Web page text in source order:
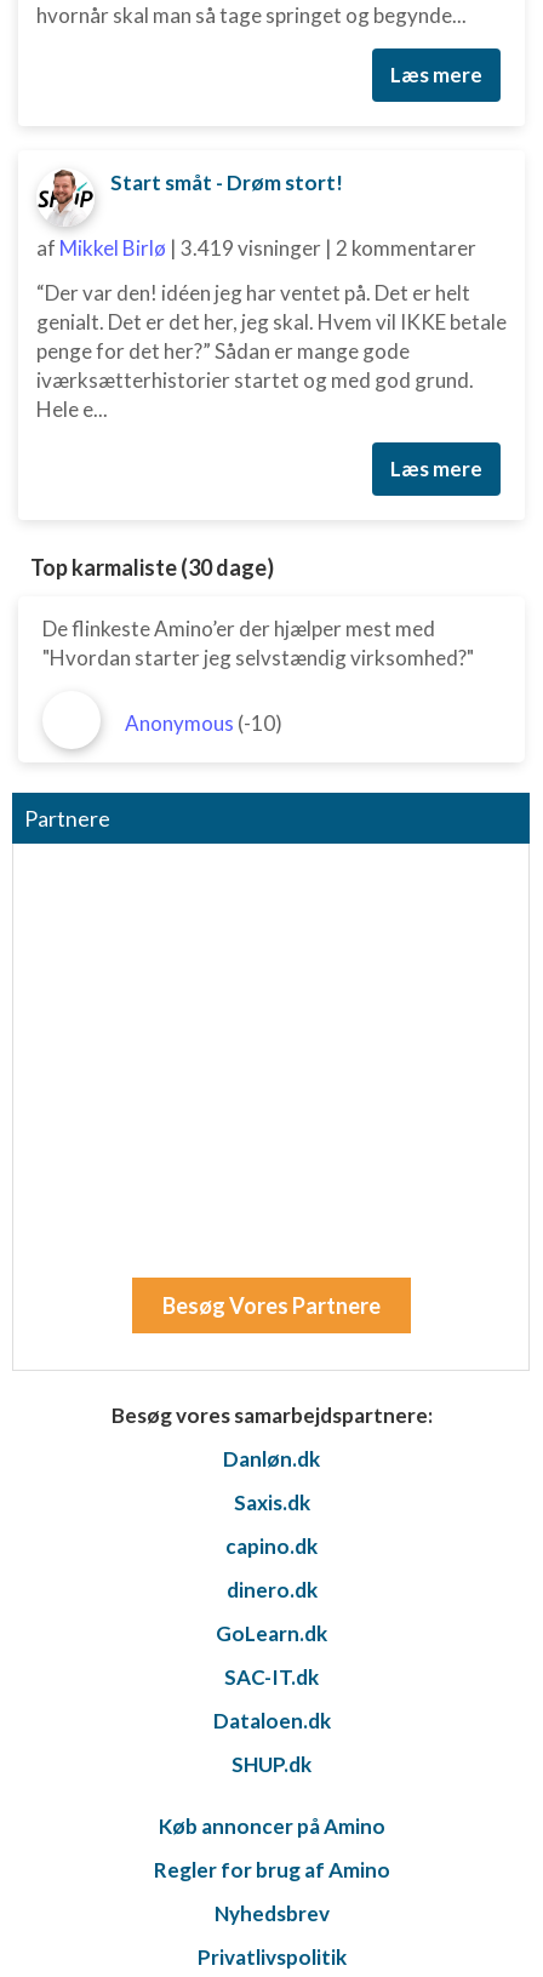
hvornår skal man så tage springet og begynde...
Læs mere
Start småt - Drøm stort!
af Mikkel Birlø | 3.419 visninger | 2 kommentarer
“Der var den! idéen jeg har ventet på. Det er helt
genialt. Det er det her, jeg skal. Hvem vil IKKE betale
penge for det her?” Sådan er mange gode
iværksætterhistorier startet og med god grund.
Hele e...
Læs mere
Top karmaliste (30 dage)
De flinkeste Amino’er der hjælper mest med
"Hvordan starter jeg selvstændig virksomhed?"
Anonymous (-10)
Partnere
Besøg Vores Partnere
Besøg vores samarbejdspartnere:
Danløn.dk
Saxis.dk
capino.dk
dinero.dk
GoLearn.dk
SAC-IT.dk
Dataloen.dk
SHUP.dk
Køb annoncer på Amino
Regler for brug af Amino
Nyhedsbrev
Privatlivspolitik